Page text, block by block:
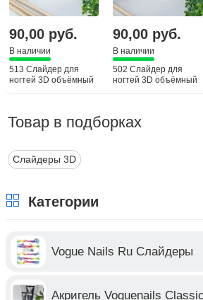
90,00 руб.
В наличии
513 Слайдер для
ногтей 3D объёмный
90,00 руб.
В наличии
502 Слайдер для
ногтей 3D объёмный
Товар в подборках
Слайдеры 3D
Категории
Vogue Nails Ru Слайдеры
Акригель Voguenails